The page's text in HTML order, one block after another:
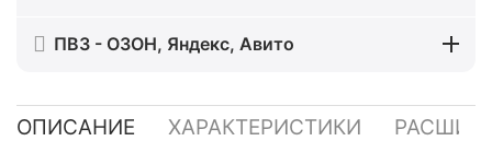
ПВЗ - ОЗОН, Яндекс, Авито
ОПИСАНИЕ ХАРАКТЕРИСТИКИ